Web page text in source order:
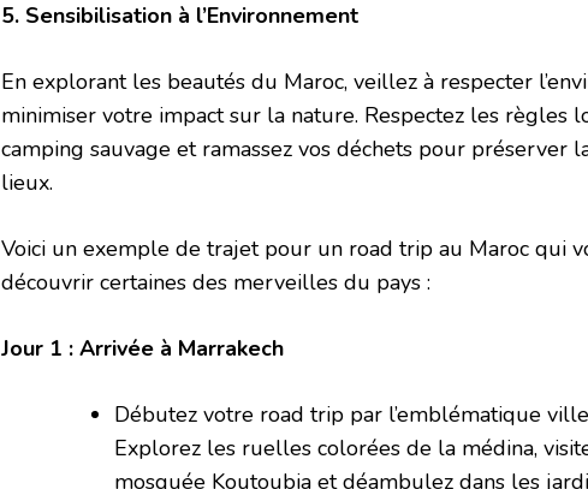
5. Sensibilisation à l’Environnement
En explorant les beautés du Maroc, veillez à respecter
minimiser votre impact sur la nature. Respectez les règles
camping sauvage et ramassez vos déchets pour préserver
lieux.
Voici un exemple de trajet pour un road trip au Maroc qui
découvrir certaines des merveilles du pays :
Jour 1 : Arrivée à Marrakech
Débutez votre road trip par l’emblématique
Explorez les ruelles colorées de la médina,
mosquée Koutoubia et déambulez dans les